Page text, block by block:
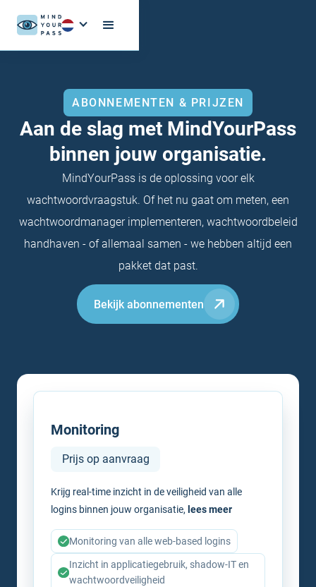
ABONNEMENTEN & PRIJZEN
Aan de slag met MindYourPass
binnen jouw organisatie.
MindYourPass is de oplossing voor elk
wachtwoordvraagstuk. Of het nu gaat om meten, een
wachtwoordmanager implementeren, wachtwoordbeleid
handhaven - of allemaal samen - we hebben altijd een
pakket dat past.
Bekijk abonnementen
Monitoring
Prijs op aanvraag
Krijg real-time inzicht in de veiligheid van alle
logins binnen jouw organisatie, lees meer
Monitoring van alle web-based logins
Inzicht in applicatiegebruik, shadow-IT en
wachtwoordveiligheid